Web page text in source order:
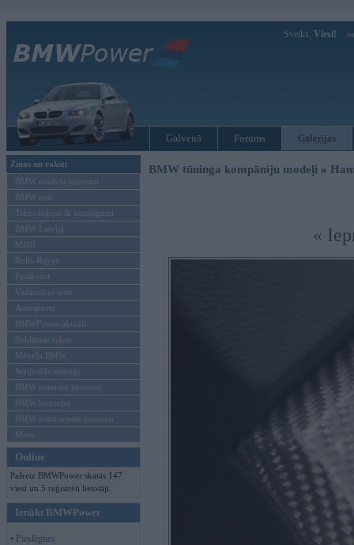
Sveiks, Viesi!
Galvenā Forums Galerijas
Ziņas un raksti
BMW modeļu jaunumi
BMW testi
Tehnoloģijas & sasniegumi
BMW Latvijā
MINI
Rolls-Royce
Pasākumi
Vadāmības tests
Autosports
BMWPower aktuāli
Reklāmas raksti
Mēneša BMW
Sērijveida tūnings
BMW pasaules jaunumi
BMW koncepti
BMW konkurentu jaunumi
Moto
Online
Pašreiz BMWPower skatās 147
viesi un 5 reģistrēti lietotāji.
Ienākt BMWPower
• Pieslēgties
BMW tūninga kompāniju modeļi »
«